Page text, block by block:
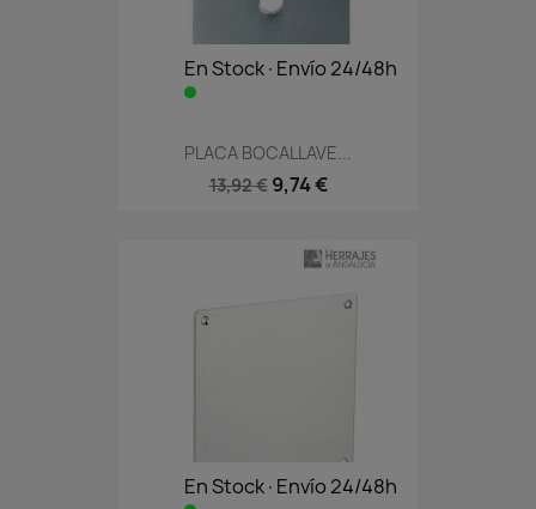
En Stock·Envío 24/48h
PLACA BOCALLAVE...
13,92 € 9,74 €
En Stock·Envío 24/48h